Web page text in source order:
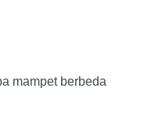
mampet berbeda